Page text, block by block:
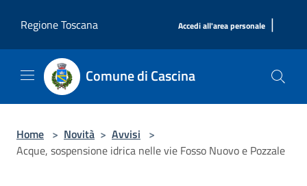
Regione Toscana
Accedi all'area personale |
Comune di Cascina
Home > Novità > Avvisi >
Acque, sospensione idrica nelle vie Fosso Nuovo e Pozzale